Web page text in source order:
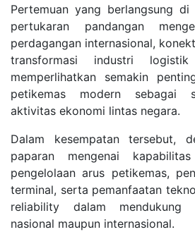
Pertemuan yang berlangsung
pertukaran pandangan
perdagangan internasional,
transformasi industri
memperlihatkan semakin
petikemas modern sebagai
aktivitas ekonomi lintas negara.
Dalam kesempatan tersebut,
paparan mengenai
pengelolaan arus petikemas,
terminal, serta pemanfaatan
reliability dalam mendukung
nasional maupun internasional.